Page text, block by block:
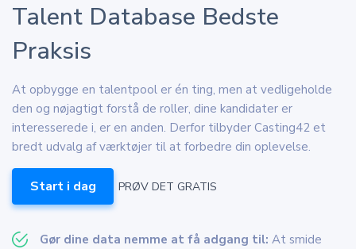
Talent Database Bedste
Praksis
At opbygge en talentpool er én ting, men at vedligeholde
den og nøjagtigt forstå de roller, dine kandidater er
interesserede i, er en anden. Derfor tilbyder Casting42 et
bredt udvalg af værktøjer til at forbedre din oplevelse.
Start i dag PRØV DET GRATIS
Gør dine data nemme at få adgang til: At smide